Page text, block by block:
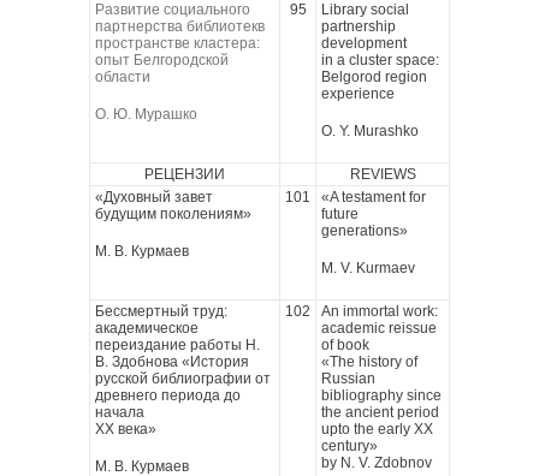
Развитие социального
партнерства библиотекв
пространстве кластера:
опыт Белгородской
области
О. Ю. Мурашко
95
Library social
partnership
development
in a cluster space:
Belgorod region
experience
O. Y. Murashko
РЕЦЕНЗИИ
REVIEWS
«Духовный завет
будущим поколениям»
М. В. Курмаев
101
«A testament for
future
generations»
M. V. Kurmaev
Бессмертный труд:
академическое
переиздание работы Н.
В. Здобнова «История
русской библиографии от
древнего периода до
начала
XX века»
М. В. Курмаев
102
An immortal work:
academic reissue
of book
«The history of
Russian
bibliography since
the ancient period
upto the early XX
century»
by N. V. Zdobnov